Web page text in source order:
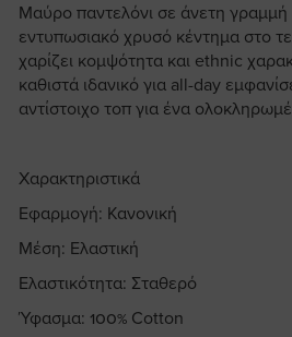
Μαύρο παντελόνι σε άνετη γραμμή
εντυπωσιακό χρυσό κέντημα στο
χαρίζει κομψότητα και ethnic
καθιστά ιδανικό για all-day
αντίστοιχο τοπ για ένα
Χαρακτηριστικά
Εφαρμογή: Κανονική
Μέση: Ελαστική
Ελαστικότητα: Σταθερό
Ύφασμα: 100% Cotton